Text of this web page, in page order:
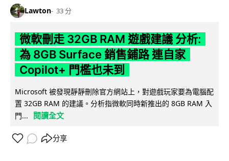
Lawton 33 分
微軟刪走 32GB RAM 遊戲建議 分析:
為 8GB Surface 銷售鋪路 連自家
Copilot+ 門檻也未到
Microsoft 被發現靜靜刪除官方網站上，對遊戲玩家要為電腦配
置 32GB RAM 的建議。分析指微軟同時新推出的 8GB RAM 入
門...
閱讀全文
分享